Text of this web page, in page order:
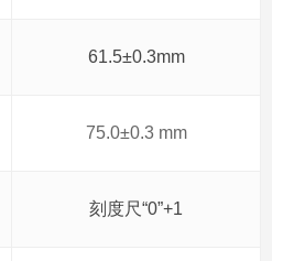
61.5±0.3mm
75.0±0.3 mm
刻度尺“0”+1